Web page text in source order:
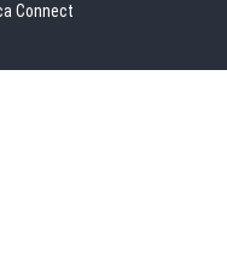
Connect